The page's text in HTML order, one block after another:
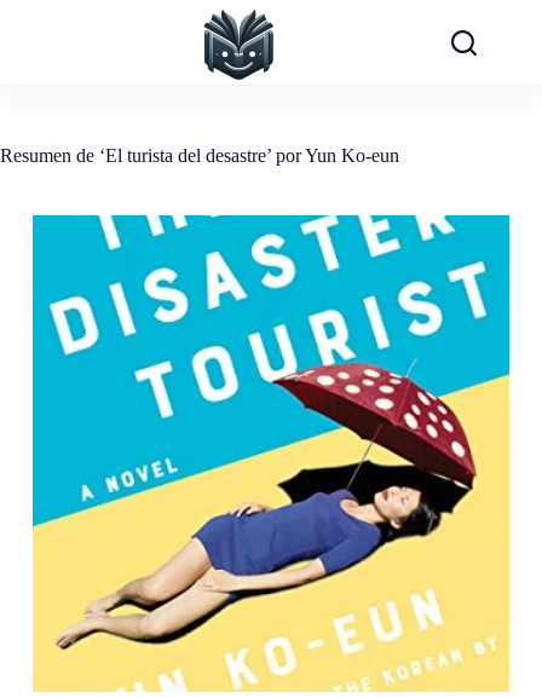
Resumen de ‘El turista del desastre’ por Yun Ko-eun